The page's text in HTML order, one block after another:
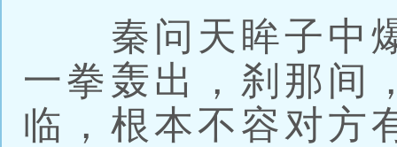
秦问天眸子中爆
一拳轰出，刹那间
临，根本不容对方